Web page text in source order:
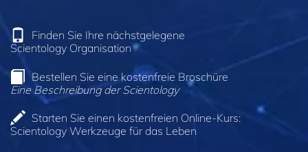
Finden Sie Ihre nächstgelegene
Scientology Organisation
Bestellen Sie eine kostenfreie Broschüre
Eine Beschreibung der Scientology
Starten Sie einen kostenfreien Online-Kurs:
Scientology Werkzeuge für das Leben